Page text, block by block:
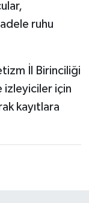
ruhu
İl Birinciliği
izleyiciler için
kayıtlara